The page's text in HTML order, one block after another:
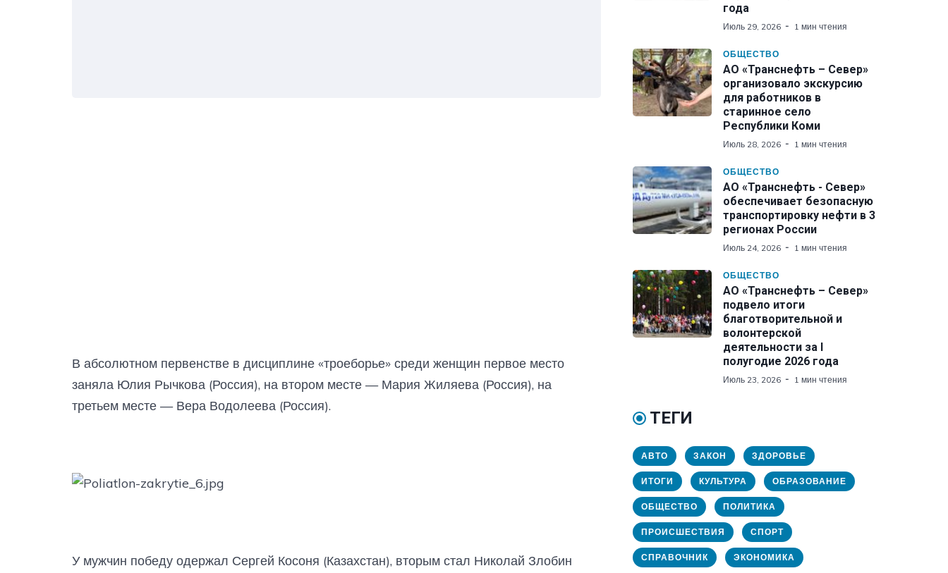
В абсолютном первенстве в дисциплине «троеборье» среди женщин первое место
заняла Юлия Рычкова (Россия), на втором месте — Мария Жиляева (Россия), на
третьем месте — Вера Водолеева (Россия).
У мужчин победу одержал Сергей Косоня (Казахстан), вторым стал Николай Злобин
года
Июль 29, 2026 1 мин чтения
ОБЩЕСТВО
АО «Транснефть – Север»
организовало экскурсию
для работников в
старинное село
Республики Коми
Июль 28, 2026 1 мин чтения
ОБЩЕСТВО
АО «Транснефть - Север»
обеспечивает безопасную
транспортировку нефти в 3
регионах России
Июль 24, 2026 1 мин чтения
ОБЩЕСТВО
АО «Транснефть – Север»
подвело итоги
благотворительной и
волонтерской
деятельности за I
полугодие 2026 года
Июль 23, 2026 1 мин чтения
ТЕГИ
АВТО ЗАКОН ЗДОРОВЬЕ
ИТОГИ КУЛЬТУРА ОБРАЗОВАНИЕ
ОБЩЕСТВО ПОЛИТИКА
ПРОИСШЕСТВИЯ СПОРТ
СПРАВОЧНИК ЭКОНОМИКА